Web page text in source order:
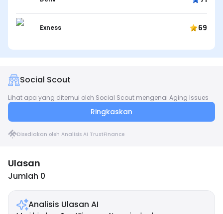
Exness 69
Social Scout
Lihat apa yang ditemui oleh Social Scout mengenai Aging Issues
Ringkaskan
Disediakan oleh Analisis AI TrustFinance
Ulasan
Jumlah 0
Analisis Ulasan AI